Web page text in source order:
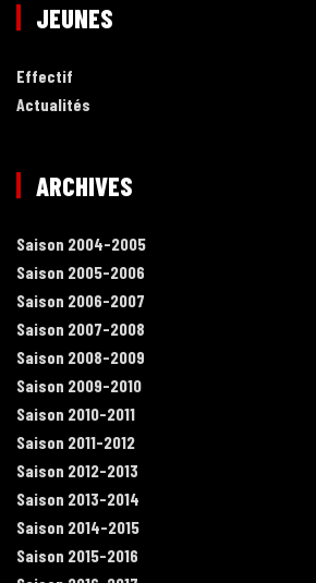
JEUNES
Effectif
Actualités
ARCHIVES
Saison 2004-2005
Saison 2005-2006
Saison 2006-2007
Saison 2007-2008
Saison 2008-2009
Saison 2009-2010
Saison 2010-2011
Saison 2011-2012
Saison 2012-2013
Saison 2013-2014
Saison 2014-2015
Saison 2015-2016